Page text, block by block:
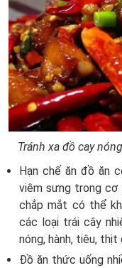
Tránh xa đồ cay
Hạn chế ăn đồ ăn
viêm sưng trong cơ
chắp mắt có thể
các loại trái cây
nóng, hành, tiêu, thịt
Đồ ăn thức uống